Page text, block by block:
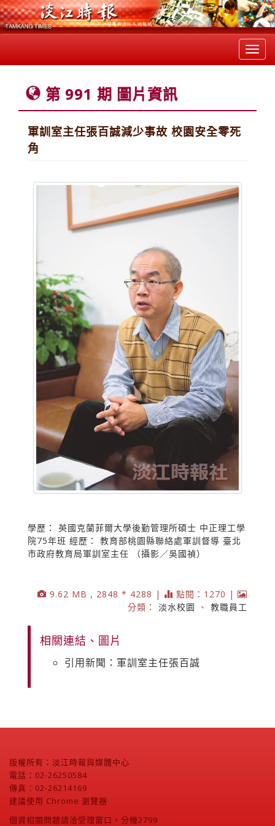
第 991 期 圖片資訊
軍訓室主任張百誠減少事故 校園安全零死
角
學歷： 英國克蘭菲爾大學後勤管理所碩士 中正理工學
院75年班 經歷： 教育部桃園縣聯絡處軍訓督導 臺北
市政府教育局軍訓室主任 （攝影／吳國禎）
9.62 MB , 2848 * 4288 |
點閱：1270 |
分類： 淡水校園 、 教職員工
相關連結、圖片
引用新聞：軍訓室主任張百誠
版權所有：淡江時報與媒體中心
電話：02-26250584
傳真：02-26214169
建議使用 Chrome 瀏覽器
個資相關問題請洽受理窗口，分機2799